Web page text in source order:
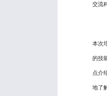
交流
本次
的技
点介
地了